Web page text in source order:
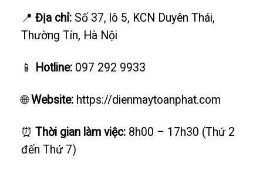
📍 Địa chỉ:Số 37, lô 5, KCN Duyên Thái,
Thường Tín, Hà Nội
📱 Hotline:097 292 9933
🌐Website: https://dienmaytoanphat.com
⏰ Thời gian làm việc:8h00 – 17h30 (Thứ 2
đến Thứ 7)